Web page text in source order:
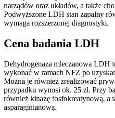
narządów oraz układów, a także
Podwyższone LDH stan zapalny
wymaga rozszerzonej diagnostyki.
Cena badania LDH
Dehydrogenaza mleczanowa LDH
wykonać w ramach NFZ po
Można je również zrealizować
przypadku wynosi ok. 25 zł. Przy
również kinazę fosfokreatynową, a
asparaginianową.